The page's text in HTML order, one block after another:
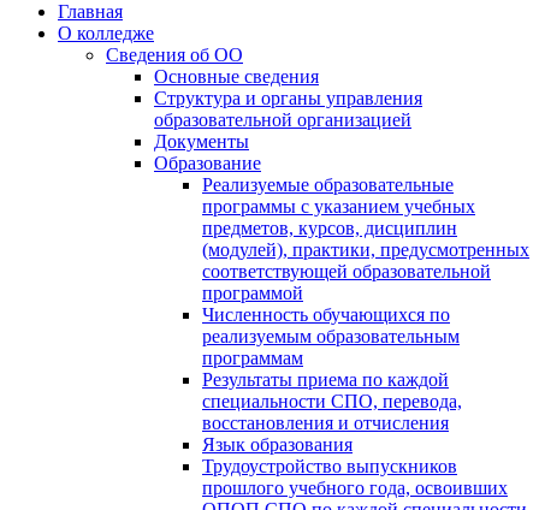
Главная
О колледже
Сведения об ОО
Основные сведения
Структура и органы управления
образовательной организацией
Документы
Образование
Реализуемые образовательные
программы с указанием учебных
предметов, курсов, дисциплин
(модулей), практики, предусмотренных
соответствующей образовательной
программой
Численность обучающихся по
реализуемым образовательным
программам
Результаты приема по каждой
специальности СПО, перевода,
восстановления и отчисления
Язык образования
Трудоустройство выпускников
прошлого учебного года, освоивших